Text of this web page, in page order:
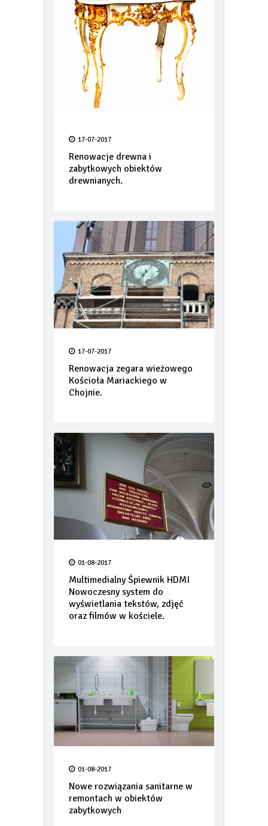
17-07-2017
Renowacje drewna i
zabytkowych obiektów
17-07-2017
Renowacja zegara wieżowego
Kościoła Mariackiego w
01-08-2017
Multimedialny Śpiewnik HDMI
Nowoczesny system do
wyświetlania tekstów, zdjęć
Nowe rozwiązania sanitarne w
remontach w obiektów